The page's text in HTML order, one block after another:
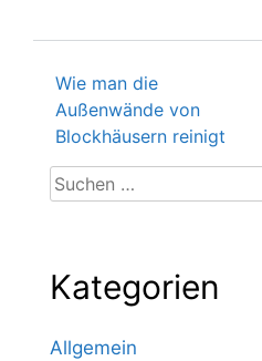
Wie man die
Außenwände von
Blockhäusern reinigt
Suchen
nach:
Kategorien
Allgemein